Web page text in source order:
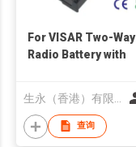
For VISAR Two-Way
Radio Battery with
查询